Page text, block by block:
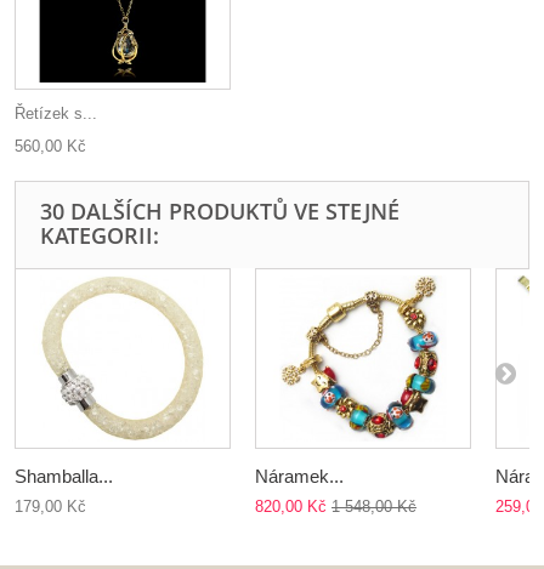
Řetízek s...
560,00 Kč
30 DALŠÍCH PRODUKTŮ VE STEJNÉ
KATEGORII:
Shamballa...
179,00 Kč
Náramek...
820,00 Kč 1 548,00 Kč